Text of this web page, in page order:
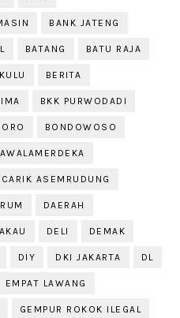
BANK JATENG
BATANG BATU RAJA
BERITA
BKK PURWODADI
BONDOWOSO
CARIK ASEMRUDUNG
DAERAH
DELI DEMAK
DIY DKI JAKARTA DL
EMPAT LAWANG
GEMPUR ROKOK ILEGAL